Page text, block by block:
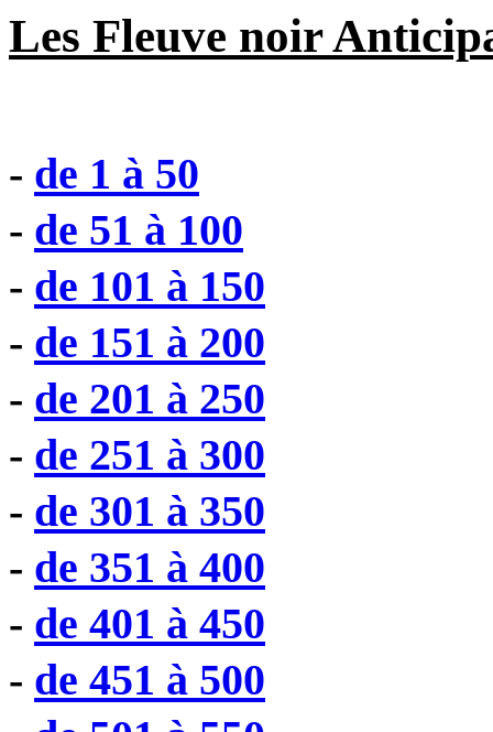
Les Fleuve noir
- de 1 à 50
- de 51 à 100
- de 101 à 150
- de 151 à 200
- de 201 à 250
- de 251 à 300
- de 301 à 350
- de 351 à 400
- de 401 à 450
- de 451 à 500